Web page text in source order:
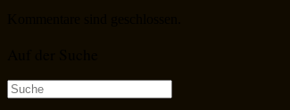
Suche
nach: